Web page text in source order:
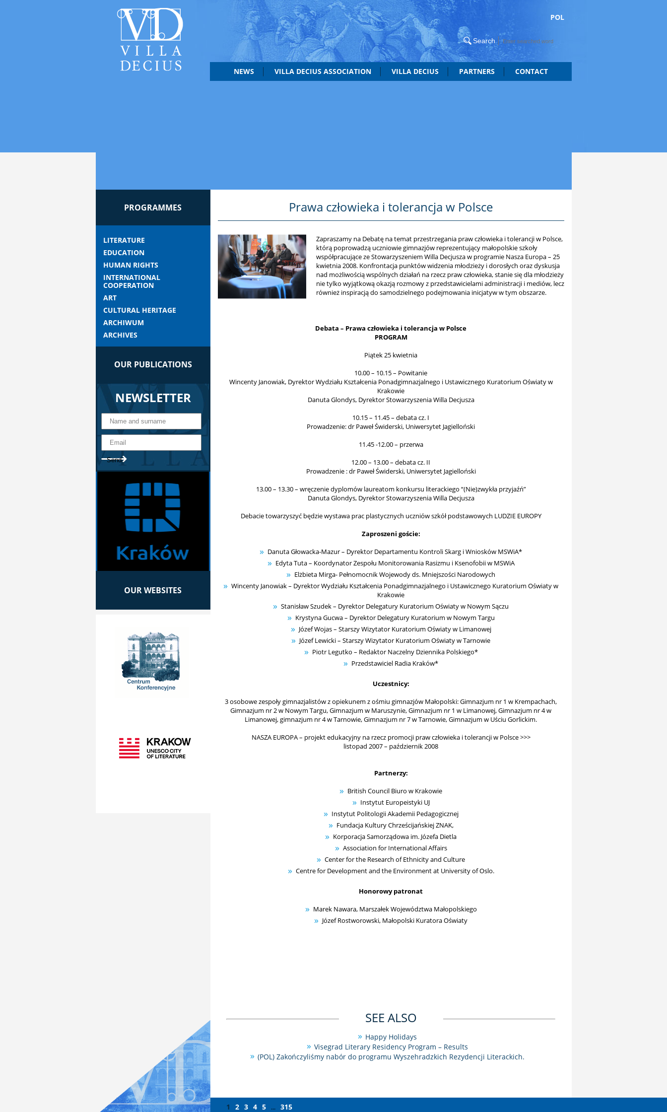
POL
NEWS VILLA DECIUS ASSOCIATION VILLA DECIUS PARTNERS CONTACT
PROGRAMMES
LITERATURE
EDUCATION
HUMAN RIGHTS
INTERNATIONAL
COOPERATION
ART
CULTURAL HERITAGE
ARCHIWUM
ARCHIVES
OUR PUBLICATIONS
NEWSLETTER
OUR WEBSITES
Prawa człowieka i tolerancja w Polsce
Zapraszamy na Debatę na temat przestrzegania praw człowieka i tolerancji w Polsce,
którą poprowadzą uczniowie gimnazjów reprezentujący małopolskie szkoły
współpracujące ze Stowarzyszeniem Willa Decjusza w programie Nasza Europa – 25
kwietnia 2008. Konfrontacja punktów widzenia młodzieży i dorosłych oraz dyskusja
nad możliwością wspólnych działań na rzecz praw człowieka, stanie się dla młodzieży
nie tylko wyjątkową okazją rozmowy z przedstawicielami administracji i mediów, lecz
również inspiracją do samodzielnego podejmowania inicjatyw w tym obszarze.
Debata – Prawa człowieka i tolerancja w Polsce
PROGRAM
Piątek 25 kwietnia
10.00 – 10.15 – Powitanie
Wincenty Janowiak, Dyrektor Wydziału Kształcenia Ponadgimnazjalnego i Ustawicznego Kuratorium Oświaty w
Krakowie
Danuta Glondys, Dyrektor Stowarzyszenia Willa Decjusza
10.15 – 11.45 – debata cz. I
Prowadzenie: dr Paweł Świderski, Uniwersytet Jagielloński
11.45 -12.00 – przerwa
12.00 – 13.00 – debata cz. II
Prowadzenie : dr Paweł Świderski, Uniwersytet Jagielloński
13.00 – 13.30 – wręczenie dyplomów laureatom konkursu literackiego “(Nie)zwykła przyjaźń”
Danuta Glondys, Dyrektor Stowarzyszenia Willa Decjusza
Debacie towarzyszyć będzie wystawa prac plastycznych uczniów szkół podstawowych LUDZIE EUROPY
Zaproszeni goście:
Danuta Głowacka-Mazur – Dyrektor Departamentu Kontroli Skarg i Wniosków MSWiA*
Edyta Tuta – Koordynator Zespołu Monitorowania Rasizmu i Ksenofobii w MSWiA
Elżbieta Mirga- Pełnomocnik Wojewody ds. Mniejszości Narodowych
Wincenty Janowiak – Dyrektor Wydziału Kształcenia Ponadgimnazjalnego i Ustawicznego Kuratorium Oświaty w
Krakowie
Stanisław Szudek – Dyrektor Delegatury Kuratorium Oświaty w Nowym Sączu
Krystyna Gucwa – Dyrektor Delegatury Kuratorium w Nowym Targu
Józef Wojas – Starszy Wizytator Kuratorium Oświaty w Limanowej
Józef Lewicki – Starszy Wizytator Kuratorium Oświaty w Tarnowie
Piotr Legutko – Redaktor Naczelny Dziennika Polskiego*
Przedstawiciel Radia Kraków*
Uczestnicy:
3 osobowe zespoły gimnazjalistów z opiekunem z ośmiu gimnazjów Małopolski: Gimnazjum nr 1 w Krempachach,
Gimnazjum nr 2 w Nowym Targu, Gimnazjum w Maruszynie, Gimnazjum nr 1 w Limanowej, Gimnazjum nr 4 w
Limanowej, gimnazjum nr 4 w Tarnowie, Gimnazjum nr 7 w Tarnowie, Gimnazjum w Uściu Gorlickim.
NASZA EUROPA – projekt edukacyjny na rzecz promocji praw człowieka i tolerancji w Polsce >>>
listopad 2007 – październik 2008
Partnerzy:
British Council Biuro w Krakowie
Instytut Europeistyki UJ
Instytut Politologii Akademii Pedagogicznej
Fundacja Kultury Chrześcijańskiej ZNAK,
Korporacja Samorządowa im. Józefa Dietla
Association for International Affairs
Center for the Research of Ethnicity and Culture
Centre for Development and the Environment at University of Oslo.
Honorowy patronat
Marek Nawara, Marszałek Województwa Małopolskiego
Józef Rostworowski, Małopolski Kuratora Oświaty
SEE ALSO
Happy Holidays
Visegrad Literary Residency Program – Results
(POL) Zakończyliśmy nabór do programu Wyszehradzkich Rezydencji Literackich.
1 2 3 4 5 ... 315